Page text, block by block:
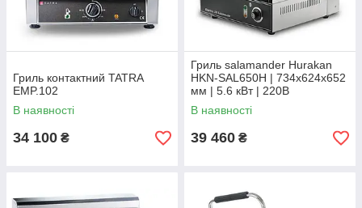
Гриль контактний TATRA
EMP.102
В наявності
34 100 ₴
Гриль salamander Hurakan
HKN-SAL650H | 734x624x652
мм | 5.6 кВт | 220В
В наявності
39 460 ₴